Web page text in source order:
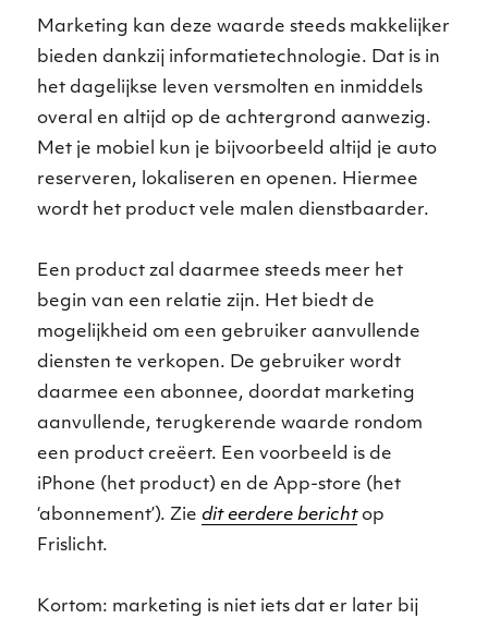
Marketing kan deze waarde steeds makkelijker
bieden dankzij informatietechnologie. Dat is in
het dagelijkse leven versmolten en inmiddels
overal en altijd op de achtergrond aanwezig.
Met je mobiel kun je bijvoorbeeld altijd je auto
reserveren, lokaliseren en openen. Hiermee
wordt het product vele malen dienstbaarder.
Een product zal daarmee steeds meer het
begin van een relatie zijn. Het biedt de
mogelijkheid om een gebruiker aanvullende
diensten te verkopen. De gebruiker wordt
daarmee een abonnee, doordat marketing
aanvullende, terugkerende waarde rondom
een product creëert. Een voorbeeld is de
iPhone (het product) en de App-store (het
‘abonnement’). Ziedit eerdere berichtop
Frislicht.
Kortom: marketing is niet iets dat er later bij